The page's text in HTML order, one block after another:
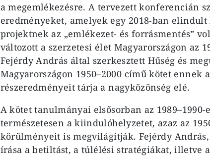
a megemlékezésre. A tervezett konferencián
eredményeket, amelyek egy 2018-ban
projektnek az „emlékezet- és forrásmentés”
változott a szerzetesi élet Magyarországon az
Fejérdy András által szerkesztett Hűség és
Magyarországon 1950–2000 című kötet ennek
részeredményeit tárja a nagyközönség elé.
A kötet tanulmányai elsősorban az
természetesen a kiindulóhelyzetet, azaz az
körülményeit is megvilágítják. Fejérdy
írása a betiltást, a túlélési stratégiákat, illetve